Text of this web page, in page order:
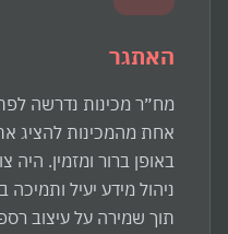
האתגר
מח״ר מכינות נדרשה
אחת מהמכינות להציג
באופן ברור ומזמין.
ניהול מידע יעיל
תוך שמירה על עיצוב